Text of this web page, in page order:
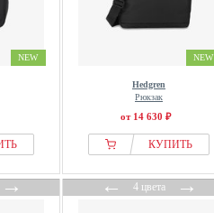
NEW NEW
Hedgren
Рюкзак
от 14 630 ₽
КУПИТЬ
←4 цвета→